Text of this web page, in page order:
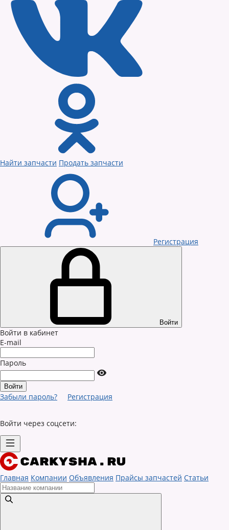
Найти запчасти Продать запчасти
Регистрация
Войти
Войти в кабинет
E-mail
Пароль
Забыли пароль? Регистрация
Войти через соцсети:
Главная Компании Объявления Прайсы запчастей Статьи